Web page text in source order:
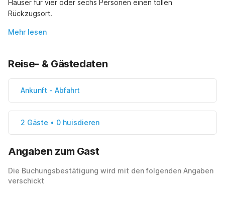
Häuser für vier oder sechs Personen einen tollen
Rückzugsort.
Mehr lesen
Reise- & Gästedaten
Ankunft - Abfahrt
2 Gäste • 0 huisdieren
Angaben zum Gast
Die Buchungsbestätigung wird mit den folgenden Angaben
verschickt